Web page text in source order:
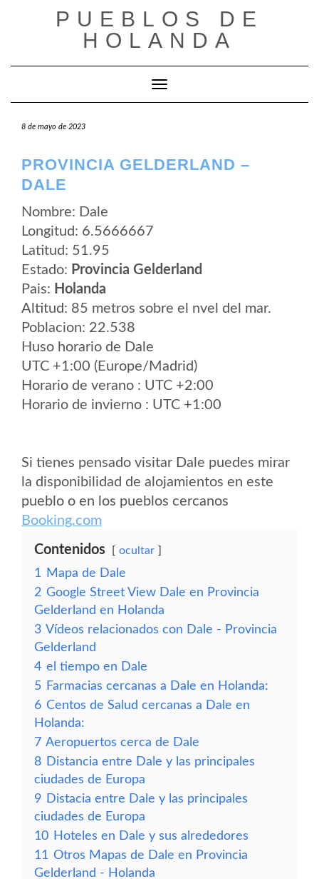
PUEBLOS DE
HOLANDA
Cambiar modo de navegación
8 de mayo de 2023
PROVINCIA GELDERLAND –
DALE
Nombre: Dale
Longitud: 6.5666667
Latitud: 51.95
Estado: Provincia Gelderland
Pais: Holanda
Altitud: 85 metros sobre el nvel del mar.
Poblacion: 22.538
Huso horario de Dale
UTC +1:00 (Europe/Madrid)
Horario de verano : UTC +2:00
Horario de invierno : UTC +1:00
Si tienes pensado visitar Dale puedes mirar
la disponibilidad de alojamientos en este
pueblo o en los pueblos cercanos
Booking.com
Contenidos ocultar
1
Mapa de Dale
2 Google Street View Dale en Provincia
Gelderland en Holanda
3 Vídeos relacionados con Dale - Provincia
Gelderland
4 el tiempo en Dale
5 Farmacias cercanas a Dale en Holanda:
6 Centos de Salud cercanas a Dale en
Holanda:
7 Aeropuertos cerca de Dale
8 Distancia entre Dale y las principales
ciudades de Europa
9 Distacia entre Dale y las principales
ciudades de Europa
10 Hoteles en Dale y sus alrededores
11 Otros Mapas de Dale en Provincia
Gelderland - Holanda